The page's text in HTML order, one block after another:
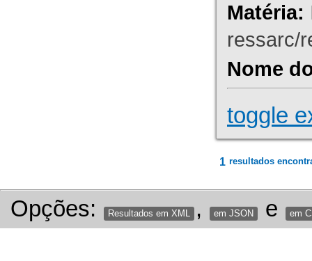
Matéria:
ressarc/
Nome
toggle
1 resultados
Opções: Resultados em XML , em JSON e em